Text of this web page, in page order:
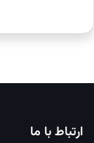
ارتباط با ما